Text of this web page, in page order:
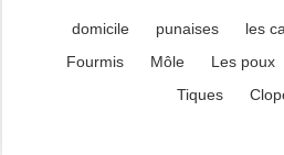
domicile punaises les
Fourmis
Môle Les poux
Tiques